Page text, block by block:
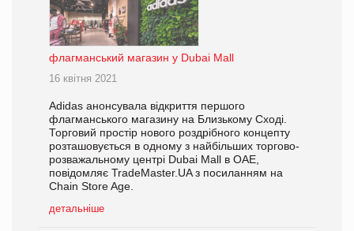
флагманський магазин у Dubai Mall
16 квітня 2021
Adidas анонсувала відкриття першого
флагманського магазину на Близькому Сході.
Торговий простір нового роздрібного концепту
розташовується в одному з найбільших торгово-
розважальному центрі Dubai Mall в ОАЕ,
повідомляє TradeMaster.UA з посиланням на
Chain Store Age.
детальніше